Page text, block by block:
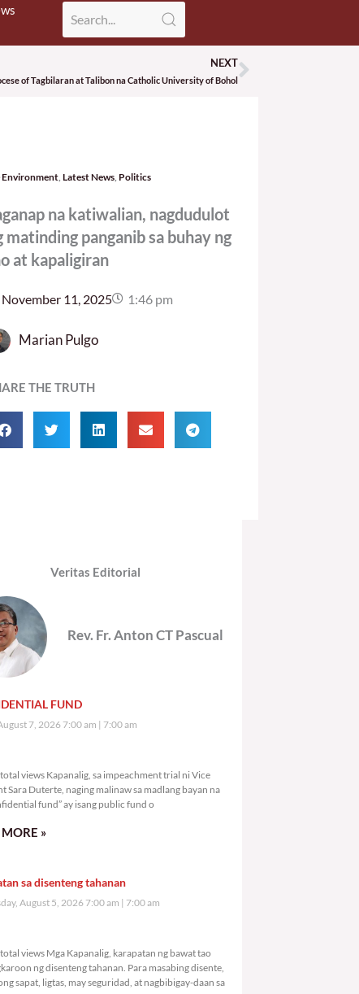
NEXT
of Tagbilaran at Talibon na Catholic University of BoholNext
Environment, Latest News, Politics
na katiwalian, nagdudulot
matinding panganib sa buhay ng
at kapaligiran
November 11, 2025 1:46 pm
Marian Pulgo
THE TRUTH
Veritas Editorial
Rev. Fr. Anton CT Pascual
FUND
7, 2026 7:00 am 7:00 am
views Kapanalig, sa impeachment trial ni Vice
Sara Duterte, naging malinaw sa madlang bayan na
fund” ay isang public fund o
»
sa disenteng tahanan
August 5, 2026 7:00 am 7:00 am
views Mga Kapanalig, karapatan ng bawat tao
ng disenteng tahanan. Para masabing disente,
sapat, ligtas, may seguridad, at nagbibigay-daan sa